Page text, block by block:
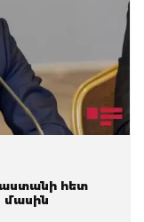
հետ
մասին